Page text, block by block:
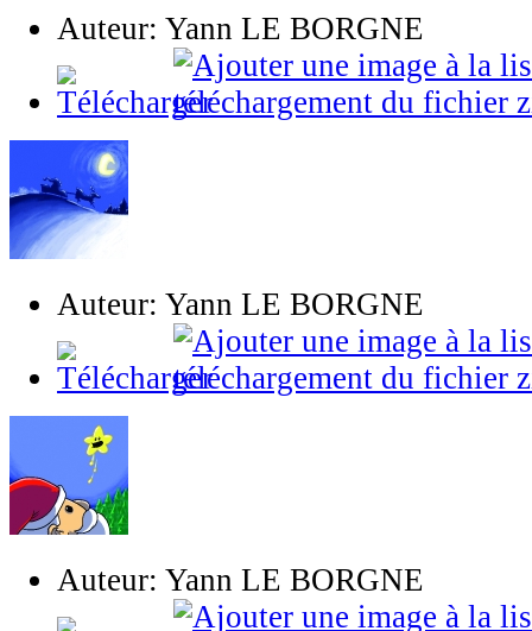
Auteur: Yann LE BORGNE
Auteur: Yann LE BORGNE
Auteur: Yann LE BORGNE